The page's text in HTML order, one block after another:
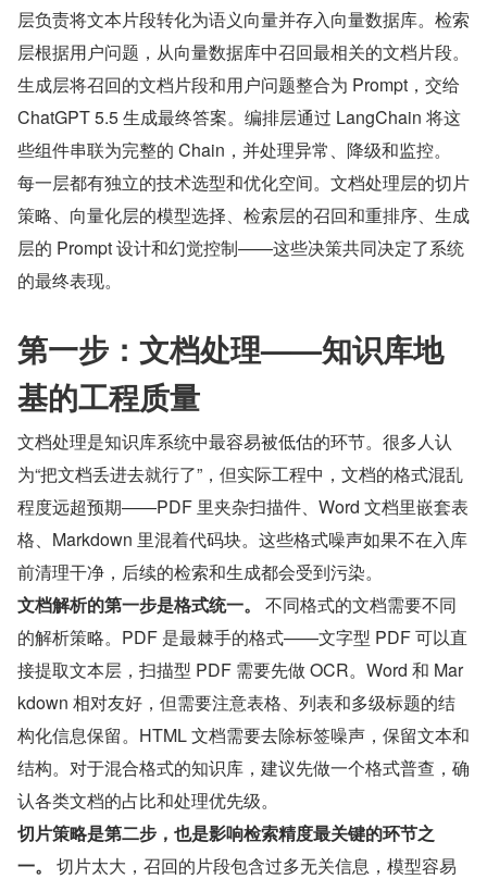
层负责将文本片段转化为语义向量并存入向量数据库。检索
层根据用户问题，从向量数据库中召回最相关的文档片段。
生成层将召回的文档片段和用户问题整合为 Prompt，交给
ChatGPT 5.5 生成最终答案。编排层通过 LangChain 将这
些组件串联为完整的 Chain，并处理异常、降级和监控。
每一层都有独立的技术选型和优化空间。文档处理层的切片
策略、向量化层的模型选择、检索层的召回和重排序、生成
层的 Prompt 设计和幻觉控制——这些决策共同决定了系统
的最终表现。
第一步：文档处理——知识库地
基的工程质量
文档处理是知识库系统中最容易被低估的环节。很多人认
为“把文档丢进去就行了”，但实际工程中，文档的格式混乱
程度远超预期——PDF 里夹杂扫描件、Word 文档里嵌套表
格、Markdown 里混着代码块。这些格式噪声如果不在入库
前清理干净，后续的检索和生成都会受到污染。
文档解析的第一步是格式统一。
不同格式的文档需要不同
的解析策略。PDF 是最棘手的格式——文字型 PDF 可以直
接提取文本层，扫描型 PDF 需要先做 OCR。Word 和 Mar
kdown 相对友好，但需要注意表格、列表和多级标题的结
构化信息保留。HTML 文档需要去除标签噪声，保留文本和
结构。对于混合格式的知识库，建议先做一个格式普查，确
认各类文档的占比和处理优先级。
切片策略是第二步，也是影响检索精度最关键的环节之
一。
切片太大，召回的片段包含过多无关信息，模型容易